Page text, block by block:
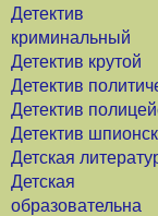
Детектив
криминальный
Детектив крутой
Детектив
Детектив
Детектив
Детская
Детская
образовательна